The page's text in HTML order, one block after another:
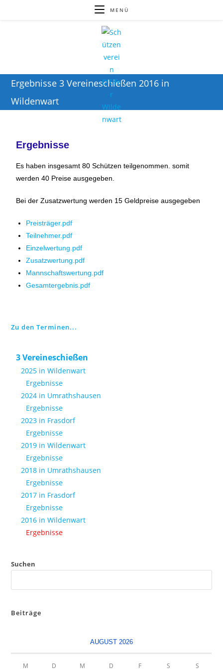
MENÜ
Ergebnisse 3 Vereineschießen 2016 in
Wildenwart
Ergebnisse
Es haben insgesamt 80 Schützen teilgenommen. somit
werden 40 Preise ausgegeben.
Bei der Zusatzwertung werden 15 Geldpreise ausgegeben
Preisträger.pdf
Teilnehmer.pdf
Einzelwertung.pdf
Zusatzwertung.pdf
Mannschaftswertung.pdf
Gesamtergebnis.pdf
Zu den Terminen...
3 Vereineschießen
2025 in Wildenwart
Ergebnisse
2024 in Umrathshausen
Ergebnisse
2023 in Frasdorf
Ergebnisse
2019 in Wildenwart
Ergebnisse
2018 in Umrathshausen
Ergebnisse
2017 in Frasdorf
Ergebnisse
2016 in Wildenwart
Ergebnisse
Suchen
Beiträge
AUGUST 2026
M D M D F S S